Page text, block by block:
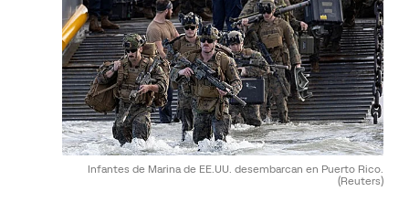
Infantes de Marina de EE.UU. desembarcan en Puerto Rico.
(Reuters)